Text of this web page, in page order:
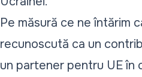
Pe măsură ce ne întărim
recunoscută ca un
un partener pentru UE în